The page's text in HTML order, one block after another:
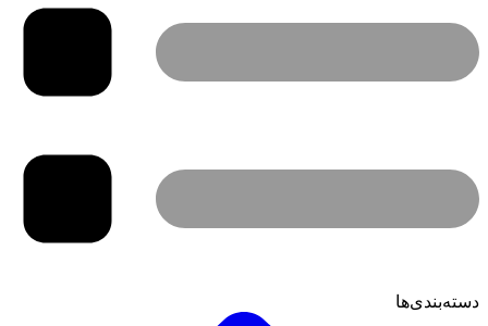
دسته‌بندی‌ها